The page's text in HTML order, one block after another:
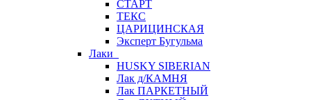
СТАРТ
ТЕКС
ЦАРИЦИНСКАЯ
Эксперт Бугульма
Лаки
HUSKY SIBERIAN
Лак д/КАМНЯ
Лак ПАРКЕТНЫЙ